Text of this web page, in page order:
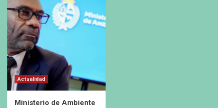
Actualidad
Ministerio de Ambiente